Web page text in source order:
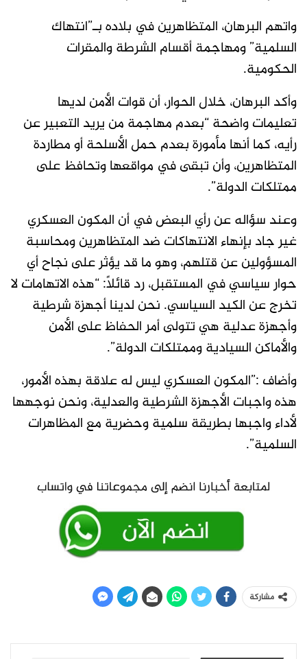
واتهم البرهان، المتظاهرين في بلاده بـ”انتهاك
السلمية” ومهاجمة أقسام الشرطة والمقرات
الحكومية.
وأكد البرهان، خلال الحوار، أن قوات الأمن لديها
تعليمات واضحة “بعدم مهاجمة من يريد التعبير عن
رأيه، كما أنها مأمورة بعدم حمل الأسلحة أو مطاردة
المتظاهرين، وأن تبقى في مواقعها وتحافظ على
ممتلكات الدولة”.
وعند سؤاله عن رأي البعض في أن المكون العسكري
غير جاد بإنهاء الانتهاكات ضد المتظاهرين ومحاسبة
المسؤولين عن قتلهم، وهو ما قد يؤثر على نجاح أي
حوار سياسي في المستقبل، رد قائلاً: “هذه الاتهامات لا
تخرج عن الكيد السياسي. نحن لدينا أجهزة شرطية
وأجهزة عدلية هي تتولى أمر الحفاظ على الأمن
والأماكن السيادية وممتلكات الدولة”.
وأضاف :”المكون العسكري ليس له علاقة بهذه الأمور،
هذه واجبات الأجهزة الشرطية والعدلية، ونحن نوجهها
لأداء واجبها بطريقة سلمية وحضرية مع المظاهرات
السلمية”.
مشاركة